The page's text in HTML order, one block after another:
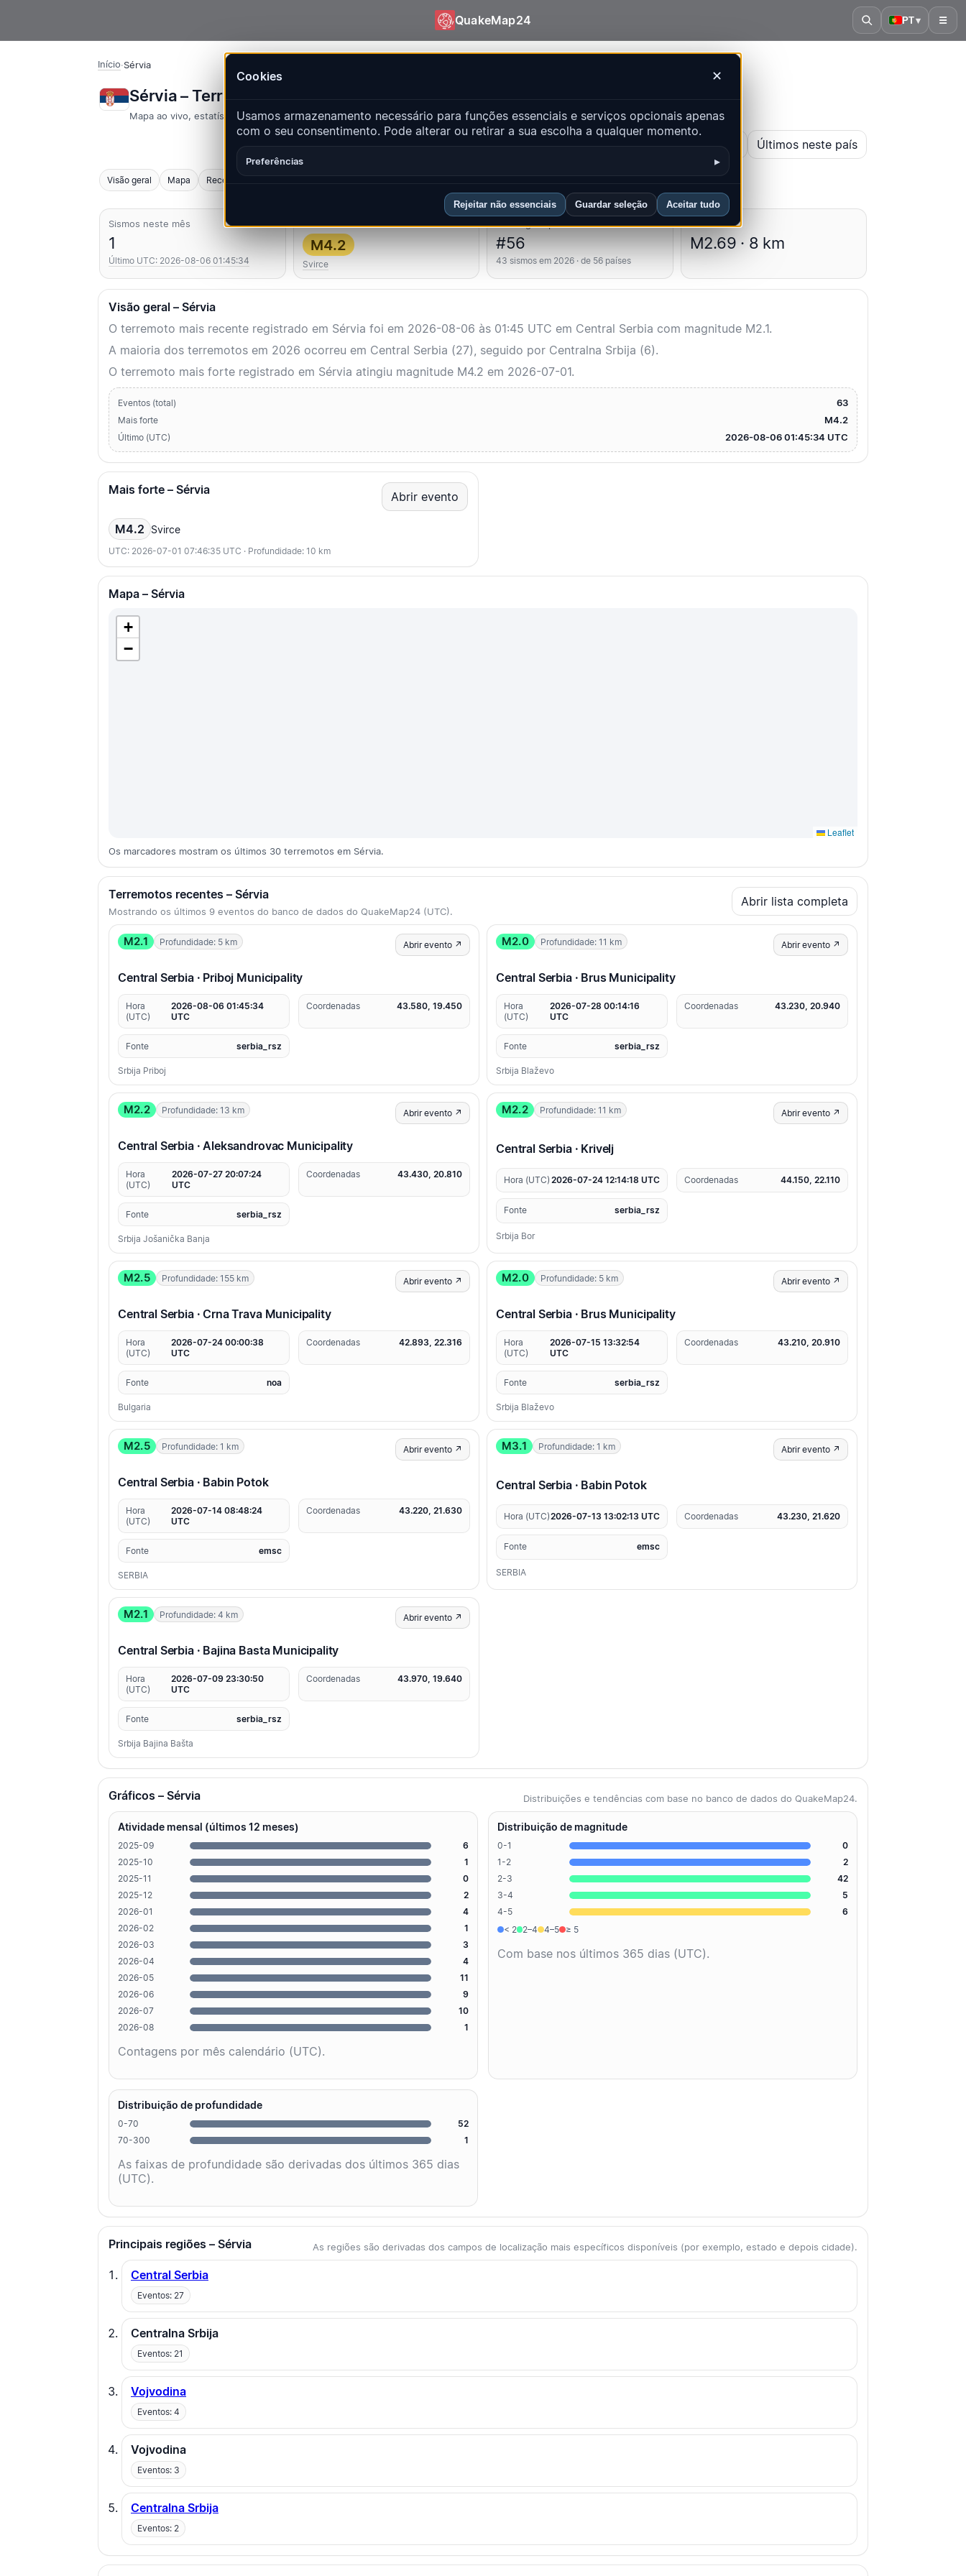
QuakeMap24 PT▾ ☰
Cookies ✕
Usamos armazenamento necessário para funções essenciais e serviços opcionais apenas
com o seu consentimento. Pode alterar ou retirar a sua escolha a qualquer momento.
Preferências ▸
Rejeitar não essenciais Guardar seleção Aceitar tudo
Início·Sérvia
Sérvia – Terremotos | QuakeMap24
Mapa ao vivo, estatísticas e eventos recentes
Abrir mapa histórico Últimos neste país
Visão geral Mapa Recentes
Sismos neste mês
1
Último UTC: 2026-08-06 01:45:34
Mais forte
M4.2
Svirce
Ranking do país
#56
43 sismos em 2026 · de 56 países
Médias
M2.69 · 8 km
Visão geral – Sérvia
O terremoto mais recente registrado em Sérvia foi em 2026-08-06 às 01:45 UTC em Central Serbia com magnitude M2.1.
A maioria dos terremotos em 2026 ocorreu em Central Serbia (27), seguido por Centralna Srbija (6).
O terremoto mais forte registrado em Sérvia atingiu magnitude M4.2 em 2026-07-01.
Eventos (total) 63
Mais forte M4.2
Último (UTC) 2026-08-06 01:45:34 UTC
Mais forte – Sérvia Abrir evento
M4.2 Svirce
UTC: 2026-07-01 07:46:35 UTC · Profundidade: 10 km
Mapa – Sérvia
+
−
Leaflet
Os marcadores mostram os últimos 30 terremotos em Sérvia.
Terremotos recentes – Sérvia
Mostrando os últimos 9 eventos do banco de dados do QuakeMap24 (UTC).
Abrir lista completa
M2.1 Profundidade: 5 km Abrir evento ↗
Central Serbia · Priboj Municipality
Hora
(UTC)
2026-08-06 01:45:34
UTC
Coordenadas 43.580, 19.450
Fonte serbia_rsz
Srbija Priboj
M2.0 Profundidade: 11 km Abrir evento ↗
Central Serbia · Brus Municipality
Hora
(UTC)
2026-07-28 00:14:16
UTC
Coordenadas 43.230, 20.940
Fonte serbia_rsz
Srbija Blaževo
M2.2 Profundidade: 13 km Abrir evento ↗
Central Serbia · Aleksandrovac Municipality
Hora
(UTC)
2026-07-27 20:07:24
UTC
Coordenadas 43.430, 20.810
Fonte serbia_rsz
Srbija Jošanička Banja
M2.2 Profundidade: 11 km Abrir evento ↗
Central Serbia · Krivelj
Hora (UTC) 2026-07-24 12:14:18 UTC Coordenadas 44.150, 22.110
Fonte serbia_rsz
Srbija Bor
M2.5 Profundidade: 155 km Abrir evento ↗
Central Serbia · Crna Trava Municipality
Hora
(UTC)
2026-07-24 00:00:38
UTC
Coordenadas 42.893, 22.316
Fonte noa
Bulgaria
M2.0 Profundidade: 5 km Abrir evento ↗
Central Serbia · Brus Municipality
Hora
(UTC)
2026-07-15 13:32:54
UTC
Coordenadas 43.210, 20.910
Fonte serbia_rsz
Srbija Blaževo
M2.5 Profundidade: 1 km Abrir evento ↗
Central Serbia · Babin Potok
Hora
(UTC)
2026-07-14 08:48:24
UTC
Coordenadas 43.220, 21.630
Fonte emsc
SERBIA
M3.1 Profundidade: 1 km Abrir evento ↗
Central Serbia · Babin Potok
Hora (UTC)2026-07-13 13:02:13 UTC Coordenadas 43.230, 21.620
Fonte emsc
SERBIA
M2.1 Profundidade: 4 km Abrir evento ↗
Central Serbia · Bajina Basta Municipality
Hora
(UTC)
2026-07-09 23:30:50
UTC
Coordenadas 43.970, 19.640
Fonte serbia_rsz
Srbija Bajina Bašta
Gráficos – Sérvia Distribuições e tendências com base no banco de dados do QuakeMap24.
Atividade mensal (últimos 12 meses)
2025-09
6
2025-10
1
2025-11
0
2025-12
2
2026-01
4
2026-02
1
2026-03
3
2026-04
4
2026-05
11
2026-06
9
2026-07
10
2026-08
1
Contagens por mês calendário (UTC).
Distribuição de magnitude
0-1
0
1-2
2
2-3
42
3-4
5
4-5
6
< 2
2–4 4–5 ≥ 5
Com base nos últimos 365 dias (UTC).
Distribuição de profundidade
0-70
52
70-300
1
As faixas de profundidade são derivadas dos últimos 365 dias
(UTC).
Principais regiões – Sérvia As regiões são derivadas dos campos de localização mais específicos disponíveis (por exemplo, estado e depois cidade).
Central Serbia
Eventos: 27
Centralna Srbija
Eventos: 21
Vojvodina
Eventos: 4
Vojvodina
Eventos: 3
Centralna Srbija
Eventos: 2